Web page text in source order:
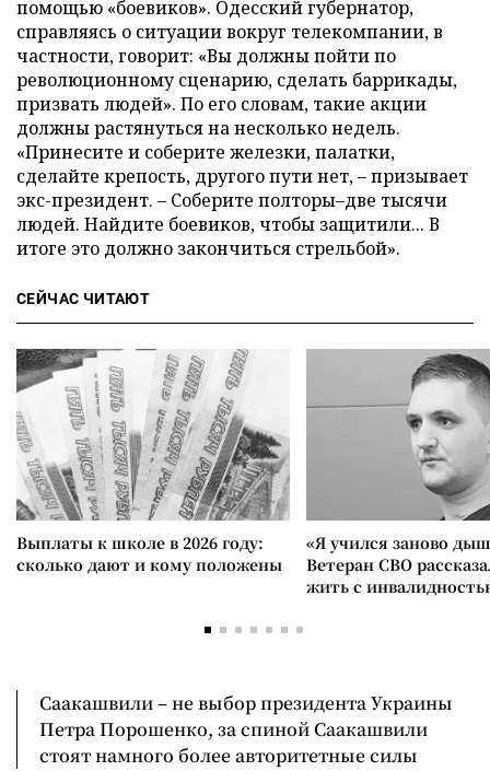
помощью «боевиков». Одесский губернатор,
справляясь о ситуации вокруг телекомпании, в
частности, говорит: «Вы должны пойти по
революционному сценарию, сделать баррикады,
призвать людей». По его словам, такие акции
должны растянуться на несколько недель.
«Принесите и соберите железки, палатки,
сделайте крепость, другого пути нет, – призывает
экс-президент. – Соберите полторы–две тысячи
людей. Найдите боевиков, чтобы защитили... В
итоге это должно закончиться стрельбой».
СЕЙЧАС ЧИТАЮТ
Выплаты к школе в 2026 году:
сколько дают и кому положены
«Я учился заново
Ветеран СВО
жить с
Саакашвили – не выбор президента Украины
Петра Порошенко, за спиной Саакашвили
стоят намного более авторитетные силы